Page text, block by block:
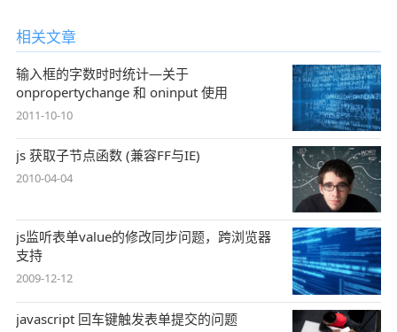
相关文章
输入框的字数时时统计—关于
onpropertychange 和 oninput 使用
2011-10-10
js 获取子节点函数 (兼容FF与IE)
2010-04-04
js监听表单value的修改同步问题，跨浏览器
支持
2009-12-12
javascript 回车键触发表单提交的问题